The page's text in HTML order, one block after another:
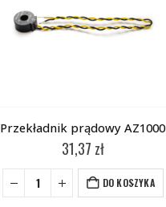
Przekładnik prądowy AZ1000
31,37 zł
DO KOSZYKA
-